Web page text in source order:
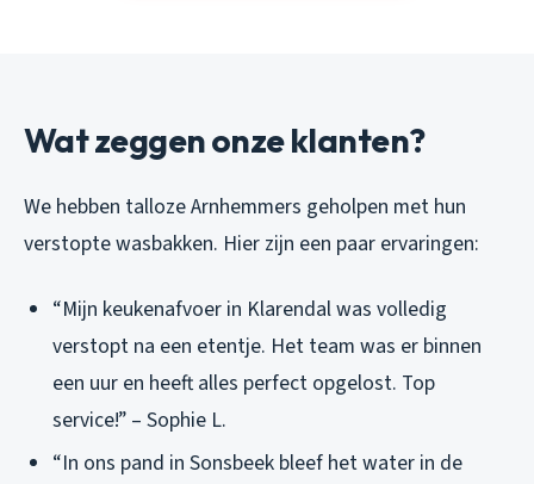
Wat zeggen onze klanten?
We hebben talloze Arnhemmers geholpen met hun
verstopte wasbakken. Hier zijn een paar ervaringen:
“Mijn keukenafvoer in Klarendal was volledig
verstopt na een etentje. Het team was er binnen
een uur en heeft alles perfect opgelost. Top
service!” – Sophie L.
“In ons pand in Sonsbeek bleef het water in de